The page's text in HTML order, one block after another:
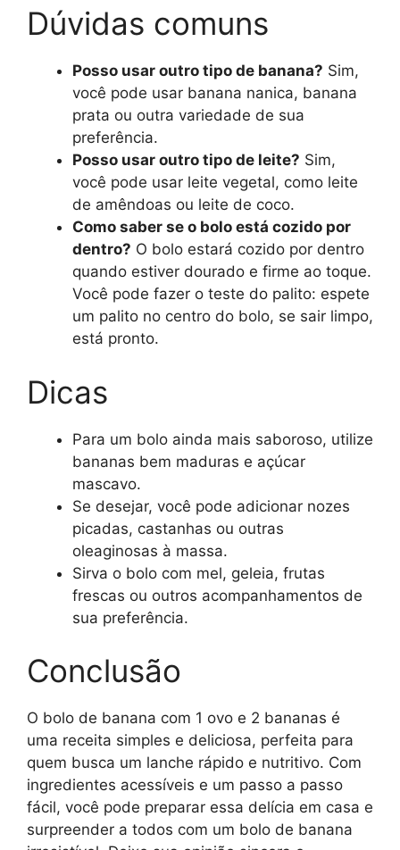
Dúvidas comuns
Posso usar outro tipo de banana? Sim,
você pode usar banana nanica, banana
prata ou outra variedade de sua
preferência.
Posso usar outro tipo de leite? Sim,
você pode usar leite vegetal, como leite
de amêndoas ou leite de coco.
Como saber se o bolo está cozido por
dentro? O bolo estará cozido por dentro
quando estiver dourado e firme ao toque.
Você pode fazer o teste do palito: espete
um palito no centro do bolo, se sair limpo,
está pronto.
Dicas
Para um bolo ainda mais saboroso, utilize
bananas bem maduras e açúcar
mascavo.
Se desejar, você pode adicionar nozes
picadas, castanhas ou outras
oleaginosas à massa.
Sirva o bolo com mel, geleia, frutas
frescas ou outros acompanhamentos de
sua preferência.
Conclusão
O bolo de banana com 1 ovo e 2 bananas é
uma receita simples e deliciosa, perfeita para
quem busca um lanche rápido e nutritivo. Com
ingredientes acessíveis e um passo a passo
fácil, você pode preparar essa delícia em casa e
surpreender a todos com um bolo de banana